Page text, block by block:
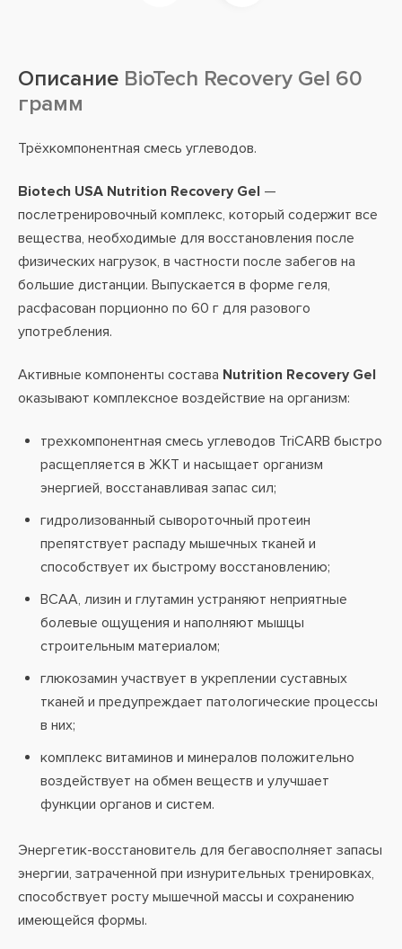
Описание BioTech Recovery Gel 60
грамм
Трёхкомпонентная смесь углеводов.
Biotech USA Nutrition Recovery Gel —
послетренировочный комплекс, который содержит все
вещества, необходимые для восстановления после
физических нагрузок, в частности после забегов на
большие дистанции. Выпускается в форме геля,
расфасован порционно по 60 г для разового
употребления.
Активные компоненты состава Nutrition Recovery Gel
оказывают комплексное воздействие на организм:
трехкомпонентная смесь углеводов TriCARB быстро
расщепляется в ЖКТ и насыщает организм
энергией, восстанавливая запас сил;
гидролизованный сывороточный протеин
препятствует распаду мышечных тканей и
способствует их быстрому восстановлению;
BCAA, лизин и глутамин устраняют неприятные
болевые ощущения и наполняют мышцы
строительным материалом;
глюкозамин участвует в укреплении суставных
тканей и предупреждает патологические процессы
в них;
комплекс витаминов и минералов положительно
воздействует на обмен веществ и улучшает
функции органов и систем.
Энергетик-восстановитель для бегавосполняет запасы
энергии, затраченной при изнурительных тренировках,
способствует росту мышечной массы и сохранению
имеющейся формы.